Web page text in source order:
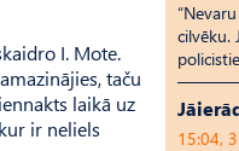
I. Mote.
taču
laikā uz
ir neliels
cilvēku.
15:04,